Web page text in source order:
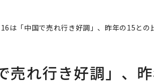
は「中国で売れ行き好調」、昨年の15との
れ行き好調」、